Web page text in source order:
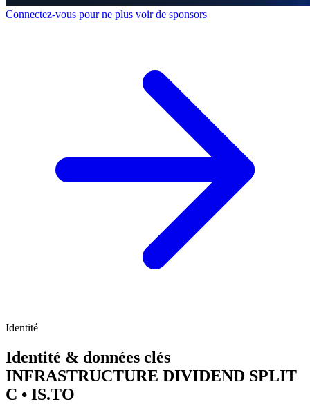
Connectez-vous pour ne plus voir de sponsors
Identité
Identité & données clés
INFRASTRUCTURE DIVIDEND SPLIT
C • IS.TO